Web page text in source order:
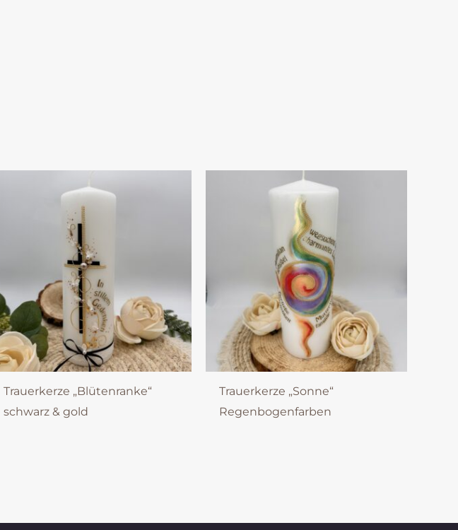
Trauerkerze „Blütenranke“
schwarz & gold
Trauerkerze „Sonne“
Regenbogenfarben